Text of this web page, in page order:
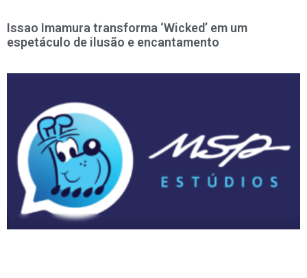
Issao Imamura transforma ‘Wicked’ em um
espetáculo de ilusão e encantamento